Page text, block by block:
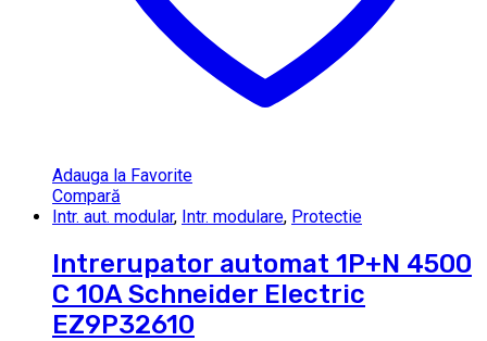
Adauga la Favorite
Compară
Intr. aut. modular, Intr. modulare, Protectie
Intrerupator automat 1P+N 4500
C 10A Schneider Electric
EZ9P32610